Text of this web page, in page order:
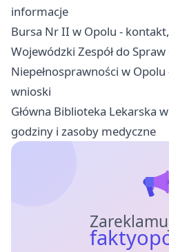
informacje
Bursa Nr II w Opolu -
Wojewódzki Zespół do
Niepełnosprawności w
wnioski
Główna Biblioteka Lekarska
godziny i zasoby medyczne